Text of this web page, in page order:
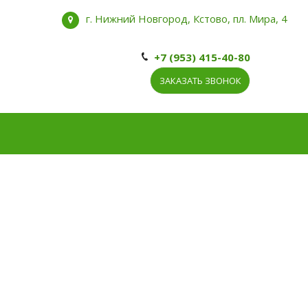
пеленальные комоды,
г. Нижний Новгород, Кстово, пл. Мира, 4
+7 (953) 415-40-80
ЗАКАЗАТЬ ЗВОНОК